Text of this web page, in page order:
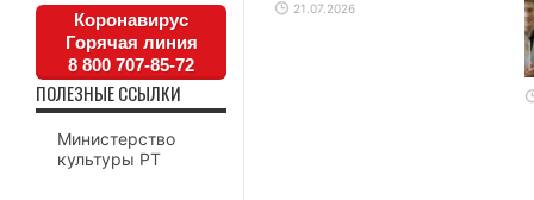
21.07.2026
Коронавирус
Горячая линия
8 800 707-85-72
ПОЛЕЗНЫЕ ССЫЛКИ
Министерство
культуры РТ